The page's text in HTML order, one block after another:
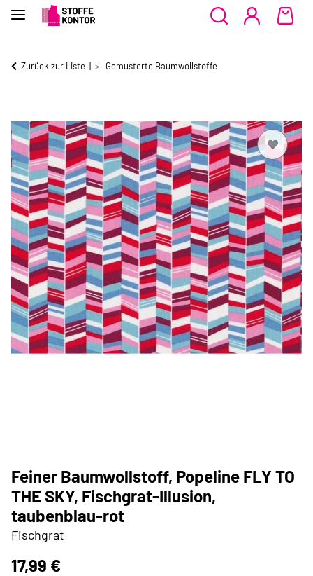
Zurück zur Liste Gemusterte Baumwollstoffe
Feiner Baumwollstoff, Popeline FLY TO
THE SKY, Fischgrat-Illusion,
taubenblau-rot
Fischgrat
17,99 €